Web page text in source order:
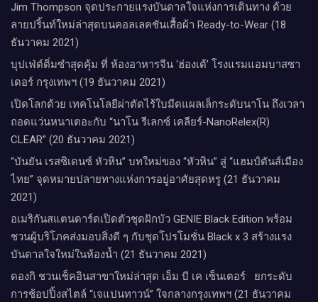
Jim Thompson จุดประกายแรงบันดาลใจแห่งการเดินทาง ด้วย
ลายปริ้นท์ใหม่ล่าสุดบนคอลเลคชันเสื้อผ้า Ready-to-Wear (18
ธันวาคม 2021)
บุปเฟ่ต์ติ่มซำสุดคุ้ม ที่ ห้อง​อาหารจีน​ ‘ฮ่องเต้’ โรงแรม​แอม​บาส​ซา​
เดอร์​ กรุงเทพฯ​ (19 ธันวาคม 2021)
เปิดโลกด้วย เทคโนโลยีผ่าตัดไร้ใบมีดแผลเล็กระดับนาโน ถึงเวลา
ถอดแว่นหนาเตอะกับ “นาโน รีเลกซ์ เคลียร์-NanoRelex(R)
CLEAR” (20 ธันวาคม 2021)
“บันยัน เรสซิเดนซ์ หัวหิน” บทใหม่ของ “หัวหิน” สู่ “แฮมป์ตันส์เมือง
ไทย” จุดหมายปลายทางแห่งการอยู่อาศัยสุดหรู (21 ธันวาคม
2021)
อเมริกันสแตนดาร์ดเปิดตัวชุดฝักบัว GENIE Black Edition พร้อม
ชวนผู้บริโภคส่งมอบสิ่งดี ๆ กับชุดโปรโมชั่น Black x 3 สร้างแรง
บันดาลใจใหม่ในห้องน้ำ (21 ธันวาคม 2021)
ดองกิ ชวนเช็คอินสาขาใหม่ล่าสุด เอ็ม บี เค เซ็นเตอร์ ยกระดับ
การช้อปปิ้งสไตล์ “เจแปนทาวน์” ใจกลางกรุงเทพฯ (21 ธันวาคม